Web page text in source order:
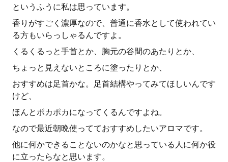
というふうに私は思っています。
香りがすごく濃厚なので、普通に香水として使われてい
る方もいらっしゃるんですよ。
くるくるっと手首とか、胸元の谷間のあたりとか、
ちょっと見えないところに塗ったりとか、
おすすめは足首かな。足首結構やってみてほしいんです
けど、
ほんとポカポカになってくるんですよね。
なので最近朝晩使ってておすすめしたいアロマです。
他に何かできることないのかなと思っている人に何か役
に立ったらなと思います。